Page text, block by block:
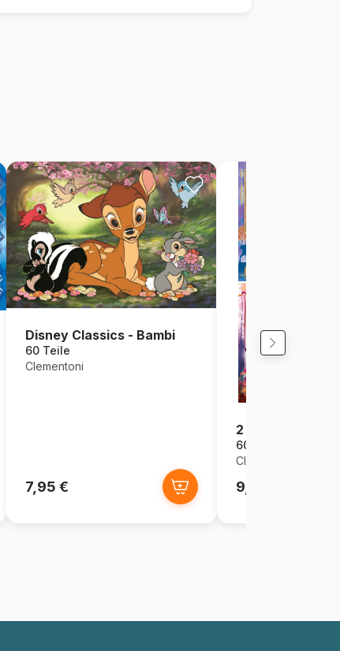
Disney Classics - Bambi
60 Teile
Clementoni
7,95 €
2 Puzzles -
60 Teile
Clementoni
9,95 €